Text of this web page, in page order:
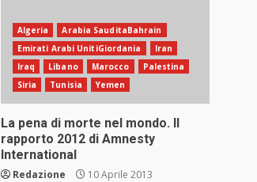
Algeria
Arabia SauditaBahrain
Emirati Arabi UnitiGiordania
Iran
Iraq
Libano Marocco
Palestina
Siria
Tunisia Yemen
La pena di morte nel mondo. Il
rapporto 2012 di Amnesty
International
Redazione 10 Aprile 2013